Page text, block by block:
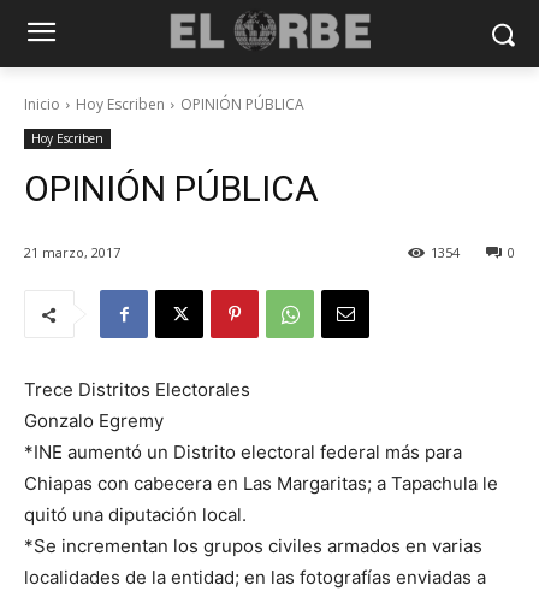
Inicio Hoy Escriben OPINIÓN PÚBLICA
Hoy Escriben
OPINIÓN PÚBLICA
21 marzo, 2017 0
1354
Trece Distritos Electorales
Gonzalo Egremy
*INE aumentó un Distrito electoral federal más para
Chiapas con cabecera en Las Margaritas; a Tapachula le
quitó una diputación local.
*Se incrementan los grupos civiles armados en varias
localidades de la entidad; en las fotografías enviadas a